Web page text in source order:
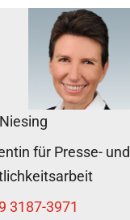
–
2016für Presse- und
3187-3971